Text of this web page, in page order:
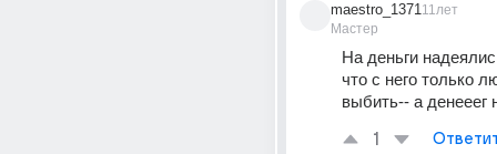
maestro_1371
Мастер
11лет
На деньги
что с него только
выбить-- а денееег
1